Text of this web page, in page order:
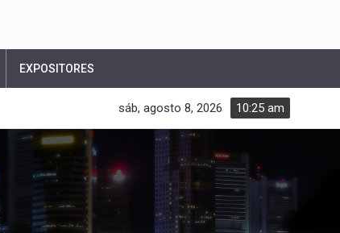
EXPOSITORES
10:25 am
sáb, agosto 8, 2026